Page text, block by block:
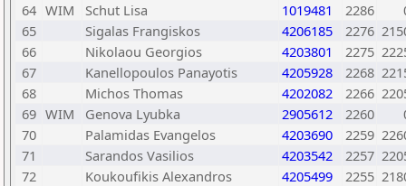
64 WIM Schut Lisa 1019481 2286
65
Sigalas Frangiskos 4206185 2276
66
Nikolaou Georgios 4203801 2275
67
Kanellopoulos Panayotis 4205928 2268
68
Michos Thomas 4202082 2266
69 WIM Genova Lyubka 2905612 2260
70
Palamidas Evangelos 4203690 2259
71
Sarandos Vasilios 4203542 2257
72
Koukoufikis Alexandros 4205499 2255